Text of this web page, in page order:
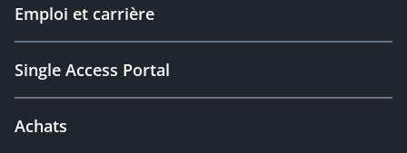
Emploi et carrière
Single Access Portal
Achats